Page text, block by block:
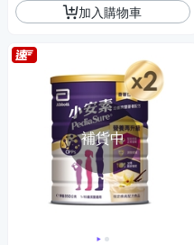
加入購物車
補貨中